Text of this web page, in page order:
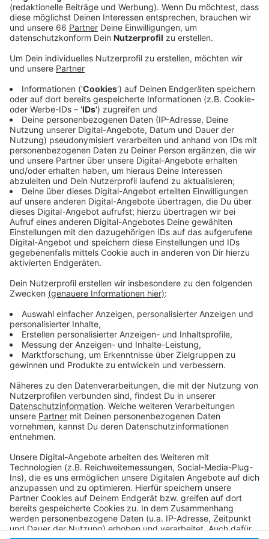
Veröffentlicht:Montag, 22.03.2021 05:34
Anzeige
Shopping-Kunden und eine Kurdendemo gepaart mit
schönem Wetter sorgten am Samstag (20. März) für
eine volle City, auch am Rheinufer war Betrieb.
Menschentrauben blieben aber aus, nur ab und zu
mussten die Mitarbeiter des Ordnungsamtes
Bußgelder wegen Verstößen gegen die Maskenpflicht
verhängen. Gestern (21. März) war es dann auch
aufgrund des mäßigen Wetters relativ ruhig. Das
Verweilverbot war verhängt worden, nachdem
zehntausende Menschen Mitte Februar die
Rheinuferpromenade bevölkert
hattet.
Unsere Meldung zum Start des Verweilverbotes in
der Altstadt!
Unsere Meldung zum Ende des Verweilverbotes in
der Altstadt!
Düsseldorf!
Anzeige
Anzeige